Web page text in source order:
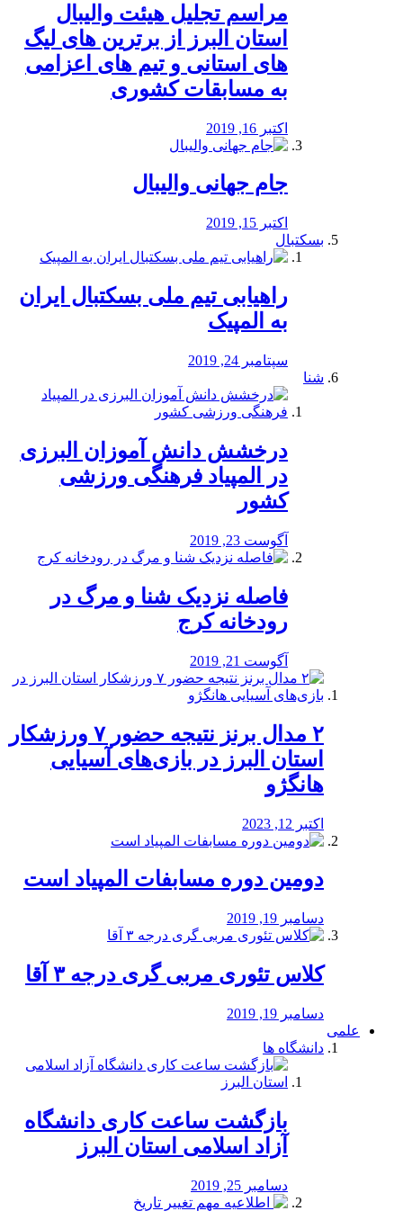
مراسم تجلیل هیئت والیبال
استان البرز از برترین های لیگ
های استانی و تیم های اعزامی
به مسابقات کشوری
اکتبر 16, 2019
جام جهانی والیبال
اکتبر 15, 2019
بسکتبال
راهیابی تیم ملی بسکتبال ایران
به المپیک
سپتامبر 24, 2019
شنا
درخشش دانش آموزان البرزی
در المپیاد فرهنگی ورزشی
کشور
آگوست 23, 2019
️فاصله نزدیک شنا و مرگ در
رودخانه کرج
آگوست 21, 2019
۲ مدال برنز نتیجه حضور ۷ ورزشکار
استان البرز در بازی‌های آسیایی
هانگژو
اکتبر 12, 2023
دومین دوره مسابفات المپیاد است
دسامبر 19, 2019
کلاس تئوری مربی گری درجه ۳ آقا
دسامبر 19, 2019
علمی
دانشگاه ها
بازگشت ساعت کاری دانشگاه
آزاد اسلامی استان البرز
دسامبر 25, 2019